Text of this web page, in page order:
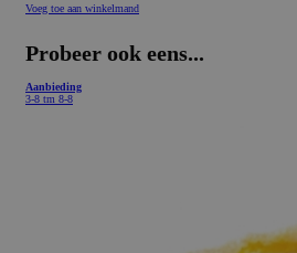
Voeg toe aan winkelmand
Probeer ook eens...
Aanbieding
3-8 tm 8-8